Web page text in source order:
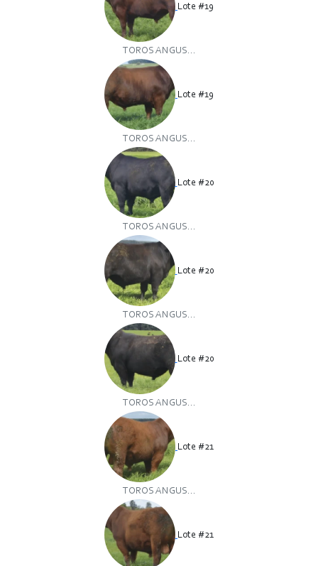
Lote #19
TOROS ANGUS...
Lote #19
TOROS ANGUS...
Lote #20
TOROS ANGUS...
Lote #20
TOROS ANGUS...
Lote #20
TOROS ANGUS...
Lote #21
TOROS ANGUS...
Lote #21